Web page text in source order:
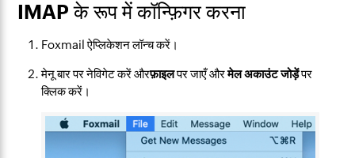
IMAP के रूप में कॉन्फ़िगर करना
Foxmail ऐप्लिकेशन लॉन्च करें।
मेनू बार पर नेविगेट करें औरफ़ाइलपर जाएँ औरमेल अकाउंट जोड़ेंपर
क्लिक करें।